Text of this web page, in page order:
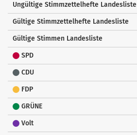
Ungültige Stimmzettelhefte Landesliste
Gültige Stimmzettelhefte Landesliste
Gültige Stimmen Landesliste
SPD
CDU
FDP
GRÜNE
Volt